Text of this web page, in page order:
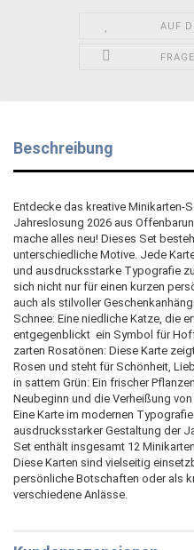
AUF
Beschreibung
Entdecke das kreative Minikarten-
Jahreslosung 2026 aus
mache alles neu! Dieses Set
unterschiedliche Motive. Jede
und ausdrucksstarke Typografie
sich nicht nur für einen kurzen
auch als stilvoller
Schnee: Eine niedliche Katze, die
entgegenblickt  ein Symbol für
zarten Rosatönen: Diese Karte
Rosen und steht für Schönheit,
in sattem Grün: Ein frischer
Neubeginn und die Verheißung
Eine Karte im modernen
ausdrucksstarker Gestaltung der
Set enthält insgesamt 12
Diese Karten sind vielseitig
persönliche Botschaften oder als
verschiedene Anlässe.